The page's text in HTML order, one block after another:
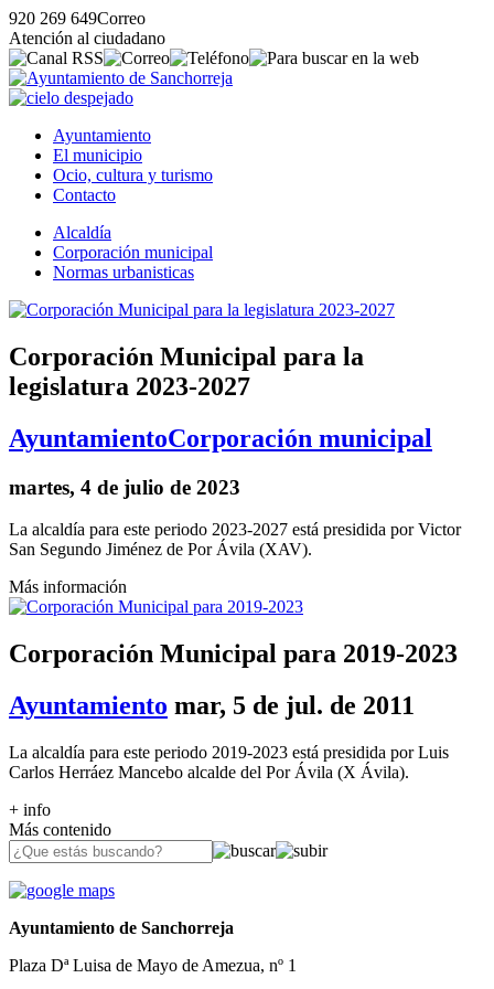
920 269 649Correo
Atención al ciudadano
Ayuntamiento
El municipio
Ocio, cultura y turismo
Contacto
Alcaldía
Corporación municipal
Normas urbanisticas
Corporación Municipal para la
legislatura 2023-2027
AyuntamientoCorporación municipal
martes, 4 de julio de 2023
La alcaldía para este periodo 2023-2027 está presidida por Victor
San Segundo Jiménez de Por Ávila (XAV).
Más información
Corporación Municipal para 2019-2023
Ayuntamiento mar, 5 de jul. de 2011
La alcaldía para este periodo 2019-2023 está presidida por Luis
Carlos Herráez Mancebo alcalde del Por Ávila (X Ávila).
+ info
Más contenido
Ayuntamiento de Sanchorreja
Plaza Dª Luisa de Mayo de Amezua, nº 1